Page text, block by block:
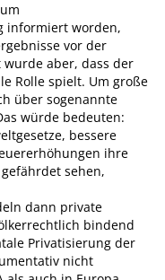
informiert worden,
vor der
wurde aber, dass der
Rolle spielt. Um große
über sogenannte
würde bedeuten:
bessere
ihre
sehen,
dann private
bindend
Privatisierung der
nicht